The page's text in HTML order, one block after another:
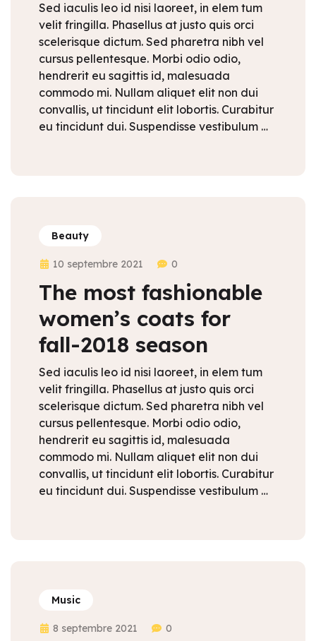
Sed iaculis leo id nisi laoreet, in elem tum
velit fringilla. Phasellus at justo quis orci
scelerisque dictum. Sed pharetra nibh vel
cursus pellentesque. Morbi odio odio,
hendrerit eu sagittis id, malesuada
commodo mi. Nullam aliquet elit non dui
convallis, ut tincidunt elit lobortis. Curabitur
eu tincidunt dui. Suspendisse vestibulum …
Beauty
10 septembre 2021 0
The most fashionable
women’s coats for
fall-2018 season
Sed iaculis leo id nisi laoreet, in elem tum
velit fringilla. Phasellus at justo quis orci
scelerisque dictum. Sed pharetra nibh vel
cursus pellentesque. Morbi odio odio,
hendrerit eu sagittis id, malesuada
commodo mi. Nullam aliquet elit non dui
convallis, ut tincidunt elit lobortis. Curabitur
eu tincidunt dui. Suspendisse vestibulum …
Music
8 septembre 2021 0